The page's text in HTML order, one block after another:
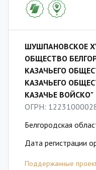
ШУШПАНОВСКОЕ
ОБЩЕСТВО
КАЗАЧЬЕГО
КАЗАЧЬЕГО
КАЗАЧЬЕ ВОЙСКО"
ОГРН:
Белгородская
Дата регистрации
Поддержанные